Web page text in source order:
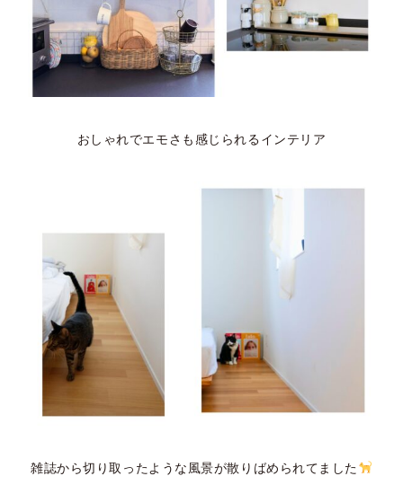
おしゃれでエモさも感じられるインテリア
雑誌から切り取ったような風景が散りばめられてました